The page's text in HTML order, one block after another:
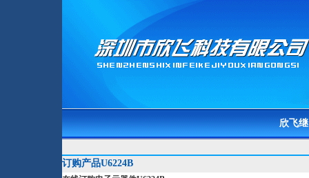
欣飞
订购产品U6224B